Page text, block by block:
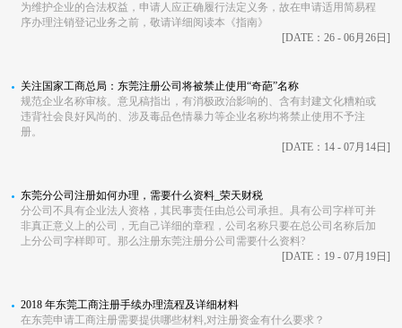
为维护企业的合法权益，申请人应正确履行法定义务，故在申请适用简易程
序办理注销登记业务之前，敬请详细阅读本《指南》
[DATE：26 - 06月26日]
关注国家工商总局：东莞注册公司将被禁止使用“奇葩”名称
规范企业名称审核。意见稿指出，有消极政治影响的、含有封建文化糟粕或
违背社会良好风尚的、涉及毒品色情暴力等企业名称均将禁止使用不予注
册。
[DATE：14 - 07月14日]
东莞分公司注册如何办理，需要什么资料_荣天财税
分公司不具有企业法人资格，其民事责任由总公司承担。具有公司字样可并
非真正意义上的公司，无自己详细的章程，公司名称只要在总公司名称后加
上分公司字样即可。那么注册东莞注册分公司需要什么资料?
[DATE：19 - 07月19日]
2018 年东莞工商注册手续办理流程及详细材料
在东莞申请工商注册需要提供哪些材料,对注册资金有什么要求？